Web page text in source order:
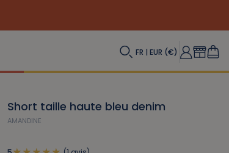
FR | EUR (€)
Short taille haute bleu denim
AMANDINE